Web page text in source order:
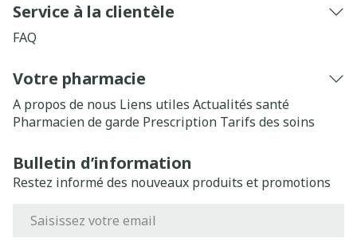
Service à la clientèle
FAQ
Votre pharmacie
A propos de nous Liens utiles Actualités santé
Pharmacien de garde Prescription Tarifs des soins
Bulletin d’information
Restez informé des nouveaux produits et promotions